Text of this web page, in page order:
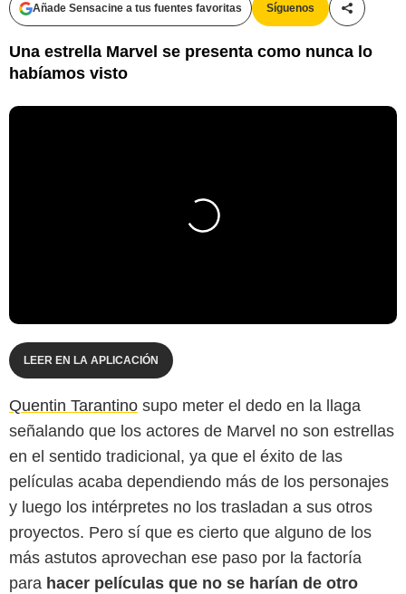
Añade Sensacine a tus fuentes favoritas Síguenos
Una estrella Marvel se presenta como nunca lo
habíamos visto
LEER EN LA APLICACIÓN
Quentin Tarantino supo meter el dedo en la llaga
señalando que los actores de Marvel no son estrellas
en el sentido tradicional, ya que el éxito de las
películas acaba dependiendo más de los personajes
y luego los intérpretes no los trasladan a sus otros
proyectos. Pero sí que es cierto que alguno de los
más astutos aprovechan ese paso por la factoría
para hacer películas que no se harían de otro